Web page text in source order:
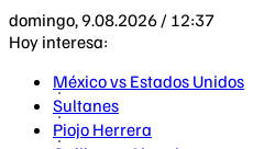
domingo, 9.08.2026 / 12:37
Hoy interesa:
México vs Estados Unidos
Sultanes
Piojo Herrera